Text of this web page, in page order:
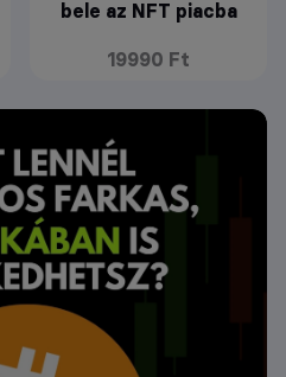
bele az NFT piacba
19990 Ft